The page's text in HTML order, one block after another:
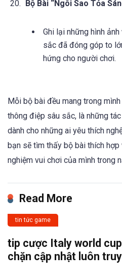
Bộ Bài “Ngôi Sao Tỏa
Ghi lại những hình
sắc đã đóng góp to
hứng cho người chơi.
Mỗi bộ bài đều mang trong
thông điệp sâu sắc, là những
dành cho những ai yêu thích
bạn sẽ tìm thấy bộ bài thích
nghiệm vui chơi của mình trong
Read More
tin tức game
tip cược Italy world
chặn cập nhật luôn